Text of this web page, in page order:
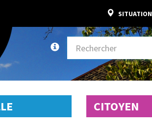
SITUATION
CITOYEN